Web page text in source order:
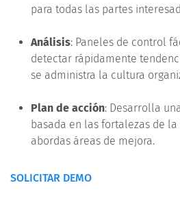
para todas las partes
Análisis: Paneles de control
detectar rápidamente
se administra la cultura
Plan de acción: Desarrolla
basada en las fortalezas de
abordas áreas de mejora.
SOLICITAR DEMO